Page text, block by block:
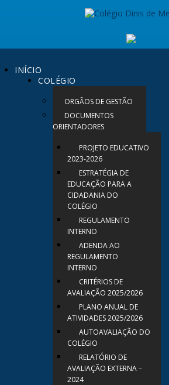
INÍCIO
COLÉGIO
ORGÃOS DE GESTÃO
DOCUMENTOS
ORIENTADORES
PROJETO EDUCATIVO
2023-2026
ESTRATÉGIA DE
EDUCAÇÃO PARA A
CIDADANIA DO
COLÉGIO
REGULAMENTO
INTERNO
ADENDA AO
REGULAMENTO
INTERNO
CRITÉRIOS DE
AVALIAÇÃO 2025/2026
PLANO ANUAL DE
ATIVIDADES 2025/2026
AUTOAVALIAÇÃO DO
COLÉGIO
RELATÓRIO DE
AVALIAÇÃO EXTERNA –
2024